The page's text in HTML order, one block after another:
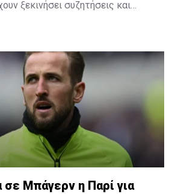
ξεκινήσει συζητήσεις και
συν ένα μεγάλο
Μπάγερν η Παρί για